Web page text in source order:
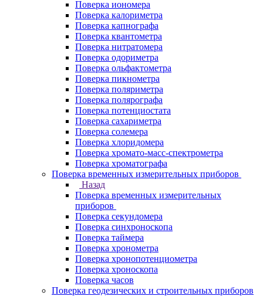
Поверка иономера
Поверка калориметра
Поверка капнографа
Поверка квантометра
Поверка нитратомера
Поверка одориметра
Поверка ольфактометра
Поверка пикнометра
Поверка поляриметра
Поверка полярографа
Поверка потенциостата
Поверка сахариметра
Поверка солемера
Поверка хлоридомера
Поверка хромато-масс-спектрометра
Поверка хроматографа
Поверка временных измерительных приборов
Назад
Поверка временных измерительных
приборов
Поверка секундомера
Поверка синхроноскопа
Поверка таймера
Поверка хронометра
Поверка хронопотенциометра
Поверка хроноскопа
Поверка часов
Поверка геодезических и строительных приборов